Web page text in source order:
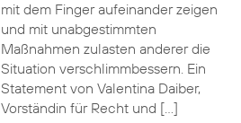
mit dem Finger aufeinander zeigen
und mit unabgestimmten
Maßnahmen zulasten anderer die
Situation verschlimmbessern. Ein
Statement von Valentina Daiber,
Vorständin für Recht und […]